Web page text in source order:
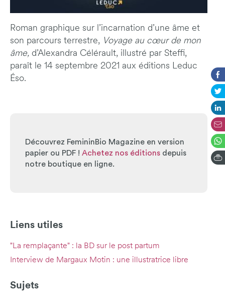
Roman graphique sur l’incarnation d’une âme et
son parcours terrestre, Voyage au cœur de mon
âme, d’Alexandra Célérault, illustré par Steffi,
paraît le 14 septembre 2021 aux éditions Leduc
Éso.
Découvrez FemininBio Magazine en version
papier ou PDF ! Achetez nos éditions depuis
notre boutique en ligne.
Liens utiles
"La remplaçante" : la BD sur le post partum
Interview de Margaux Motin : une illustratrice libre
Sujets